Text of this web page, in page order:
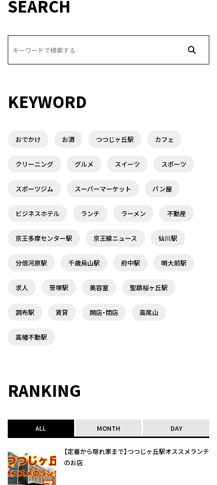
SEARCH
KEYWORD
おでかけ お酒 つつじヶ丘駅 カフェ
クリーニング グルメ スイーツ スポーツ
スポーツジム スーパーマーケット パン屋
ビジネスホテル ランチ ラーメン 不動産
京王多摩センター駅 京王線ニュース 仙川駅
分倍河原駅 千歳烏山駅 府中駅 明大前駅
求人 笹塚駅 美容室 聖蹟桜ヶ丘駅
調布駅 賃貸 開店・閉店 高尾山
高幡不動駅
RANKING
ALL
【定番から隠れ家まで】つつじヶ丘駅オススメランチ
のお店
MONTH DAY